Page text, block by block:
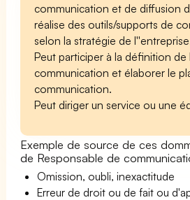
communication et de diffusion
réalise des outils/supports de
selon la stratégie de
Peut participer à la définition de
communication et élaborer le
communication.
Peut diriger un service ou une
Exemple de source de ces
de Responsable de
Omission, oubli, inexactitude
Erreur de droit ou de fait ou